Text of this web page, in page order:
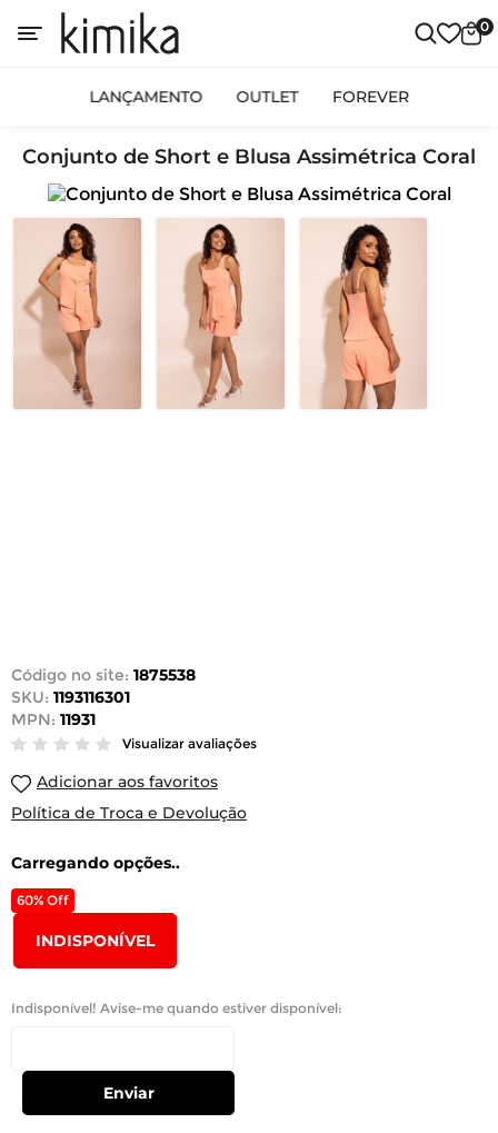
0
LANÇAMENTO OUTLET FOREVER
Conjunto de Short e Blusa Assimétrica Coral
Código no site: 1875538
SKU: 1193116301
MPN: 11931
Visualizar avaliações
Adicionar aos favoritos
Política de Troca e Devolução
Carregando opções..
60% Off
INDISPONÍVEL
Indisponível! Avise-me quando estiver disponível:
Enviar